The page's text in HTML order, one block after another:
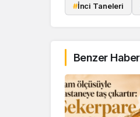
#İnci Taneleri
Benzer